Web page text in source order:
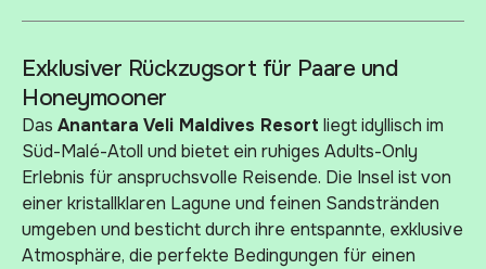
Exklusiver Rückzugsort für Paare und
Honeymooner
Das Anantara Veli Maldives Resort liegt idyllisch im
Süd-Malé-Atoll und bietet ein ruhiges Adults-Only
Erlebnis für anspruchsvolle Reisende. Die Insel ist von
einer kristallklaren Lagune und feinen Sandstränden
umgeben und besticht durch ihre entspannte, exklusive
Atmosphäre, die perfekte Bedingungen für einen